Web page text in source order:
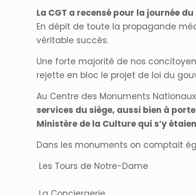
La CGT a recensé pour la journée
En dépit de toute la propagande
véritable succès.
Une forte majorité de nos
rejette en bloc le projet de loi du
Au Centre des Monuments
services du siège, aussi bien à
Ministère de la Culture qui s’y
Dans les monuments on comptait
Les Tours de Notre-Dame